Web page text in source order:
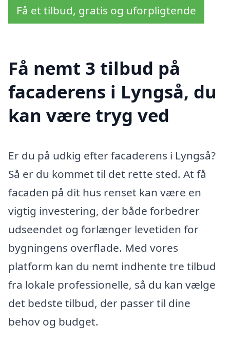
Få et tilbud, gratis og uforpligtende
Få nemt 3 tilbud på
facaderens i Lyngså, du
kan være tryg ved
Er du på udkig efter facaderens i Lyngså?
Så er du kommet til det rette sted. At få
facaden på dit hus renset kan være en
vigtig investering, der både forbedrer
udseendet og forlænger levetiden for
bygningens overflade. Med vores
platform kan du nemt indhente tre tilbud
fra lokale professionelle, så du kan vælge
det bedste tilbud, der passer til dine
behov og budget.